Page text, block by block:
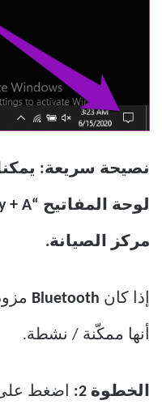
نصيحة سريعة:
مركز الصيانة.
إذا كان Bluetooth
أنها ممكّنة / نشطة.
الخطوة 2: اضغط